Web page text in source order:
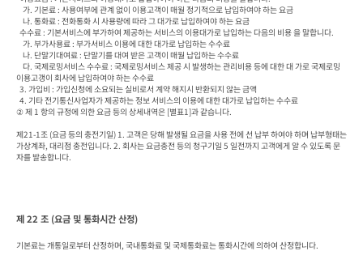
이용고갱이 회사에 납입하여야 하는 수수료
② 제 1 항의 규정에 의한 요금 등의 상세내역은 [별표1]과 같습니다.
제21-1조 (요금 등의 충전기일) 1. 고객은 당해 발생될 요금을 사용 전에 선 납부 하여야 하며 납부형태는
가상계좌, 대리점 충전입니다. 2. 회사는 요금충전 등의 청구기일 5 일전까지 고객에게 알 수 있도록 문
자를 발송합니다.
제 22 조 (요금 및 통화시간 산정)
기본료는 개통일로부터 산정하며, 국내통화료 및 국제통화료는 통화시간에 의하여 산정합니다.